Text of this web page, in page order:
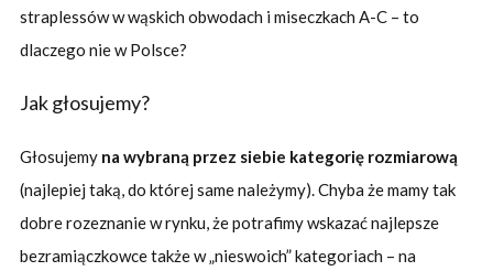
straplessów w wąskich obwodach i miseczkach A-C – to
dlaczego nie w Polsce?
Jak głosujemy?
Głosujemy na wybraną przez siebie kategorię rozmiarową
(najlepiej taką, do której same należymy). Chyba że mamy tak
dobre rozeznanie w rynku, że potrafimy wskazać najlepsze
bezramiączkowce także w „nieswoich” kategoriach – na